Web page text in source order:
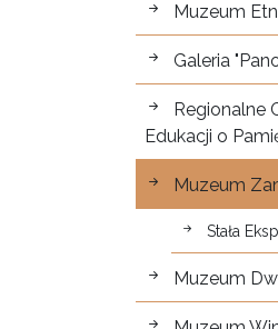
Muzeum
Galeria
Regionalne
Edukacji o
Muzeum
Stała
Muzeum